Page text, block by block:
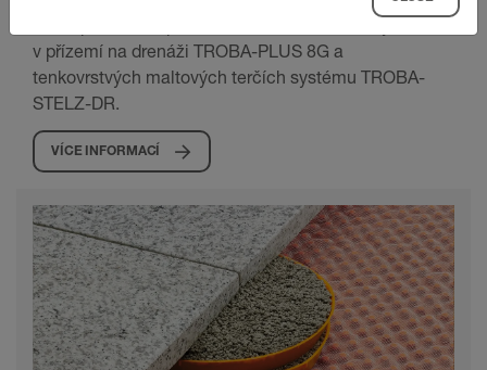
Volně pokládaná podlahová konstrukce terasy
v přízemí na drenáži TROBA-PLUS 8G a
tenkovrstvých maltových terčích systému TROBA-
STELZ-DR.
VÍCE INFORMACÍ